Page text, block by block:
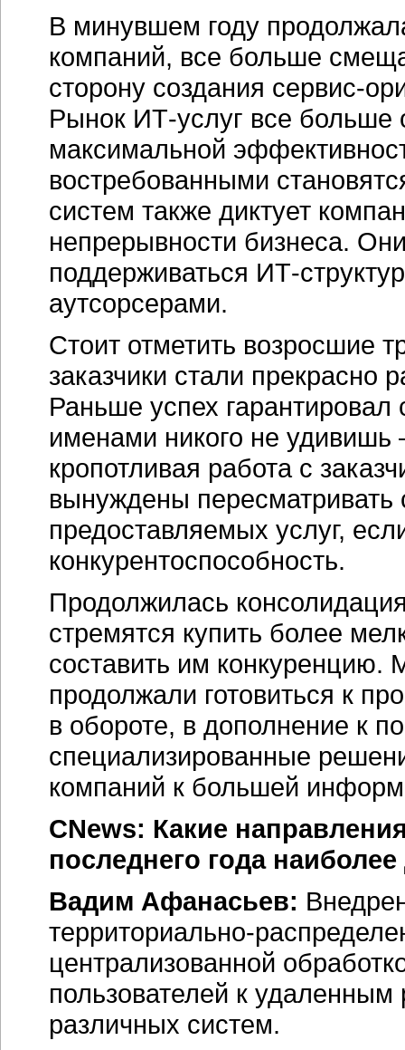
В минувшем году
компаний, все больше
сторону создания сервис-
Рынок ИТ-услуг все больше
максимальной
востребованными
систем также диктует
непрерывности бизнеса.
поддерживаться ИТ-
аутсорсерами.
Стоит отметить возросшие
заказчики стали прекрасно
Раньше успех
именами никого не
кропотливая работа с
вынуждены пересматривать
предоставляемых услуг,
конкурентоспособность.
Продолжилась
стремятся купить более
составить им конкуренцию.
продолжали готовиться к
в обороте, в дополнение к
специализированные
компаний к большей
CNews: Какие
последнего года
Вадим Афанасьев:
территориально-
централизованной
пользователей к
различных систем.